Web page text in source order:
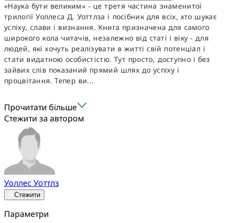
«Наука бути великим» - це третя частина знаменитої
трилогії Уоллеса Д. Уоттлза і посібник для всіх, хто шукає
успіху, слави і визнання. Книга призначена для самого
широкого кола читачів, незалежно від статі і віку - для
людей, які хочуть реалізувати в житті свій потенціал і
стати видатною особистістю. Тут просто, доступно і без
зайвих слів показаний прямий шлях до успіху і
процвітання. Тепер ви...
Прочитати більше
Стежити за автором
Уоллес Уоттлз
Стежити
Параметри